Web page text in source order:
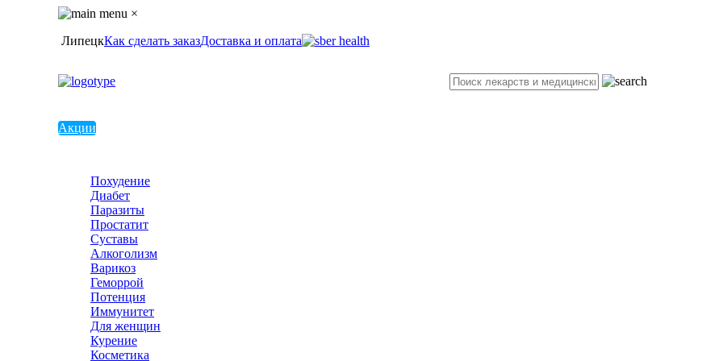
×
ЛипецкКак сделать заказДоставка и оплата
Акции
Похудение
Диабет
Паразиты
Простатит
Суставы
Алкоголизм
Варикоз
Геморрой
Потенция
Иммунитет
Для женщин
Курение
Косметика